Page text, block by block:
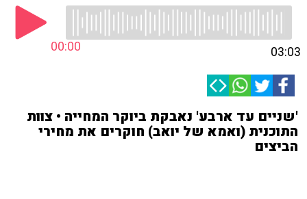
00:00 03:03
'שניים עד ארבע' נאבקת ביוקר המחייה • צוות
התוכנית (ואמא של יואב) חוקרים את מחירי
הביצים